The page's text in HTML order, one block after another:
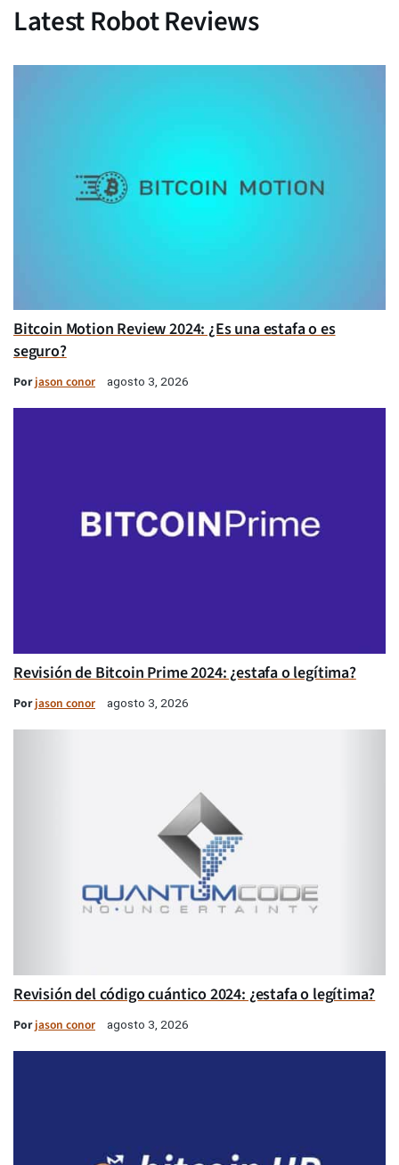
Latest Robot Reviews
Bitcoin Motion Review 2024: ¿Es una estafa o es
seguro?
Porjason conor agosto 3, 2026
Revisión de Bitcoin Prime 2024: ¿estafa o legítima?
Porjason conor agosto 3, 2026
Revisión del código cuántico 2024: ¿estafa o legítima?
Porjason conor agosto 3, 2026